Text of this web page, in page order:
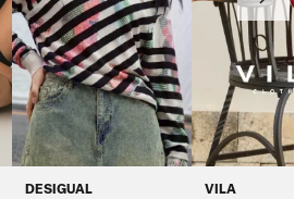
DESIGUAL VILA